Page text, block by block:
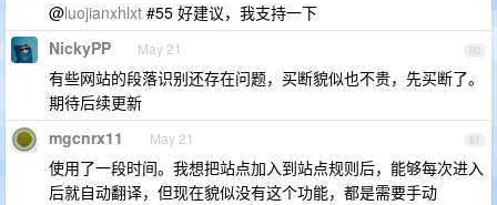
@luojianxhlxt #55 好建议，我支持一下
60
NickyPP May 21
有些网站的段落识别还存在问题，买断貌似也不贵，先买断了。
期待后续更新
61
mgcnrx11 May 21
使用了一段时间。我想把站点加入到站点规则后，能够每次进入
后就自动翻译，但现在貌似没有这个功能，都是需要手动